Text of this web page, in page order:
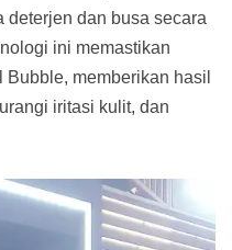
deterjen dan busa secara
ini memastikan
memberikan hasil
iritasi kulit, dan